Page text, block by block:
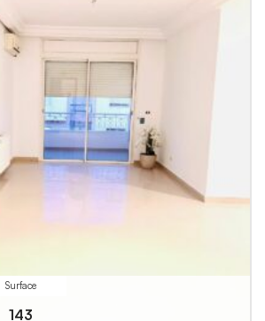
Surface
143